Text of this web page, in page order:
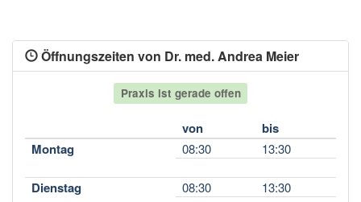
Öffnungszeiten von Dr. med. Andrea Meier
Praxis ist gerade offen
von
bis
Montag
08:30 13:30
Dienstag 08:30 13:30